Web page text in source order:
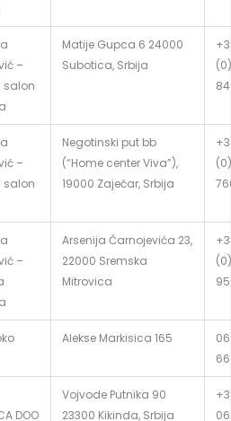
–
salon
Matije Gupca 6 24000
Subotica, Srbija
–
salon
Negotinski put bb
(“Home center Viva”),
19000 Zaječar, Srbija
–
Arsenija Čarnojevića 23,
22000 Sremska
Mitrovica
Alekse Markisica 165
66
DOO
Vojvode Putnika 90
23300 Kikinda, Srbija